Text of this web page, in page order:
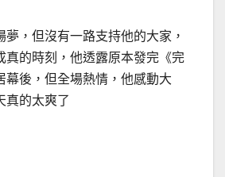
夢，但沒有一路支持他的大家，
真的時刻，他透露原本發完《完
幕後，但全場熱情，他感動大
真的太爽了